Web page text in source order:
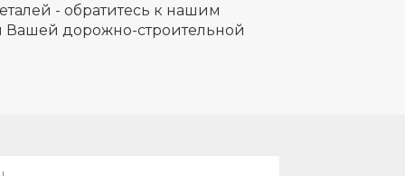
- обратитесь к нашим
Вашей дорожно-строительной